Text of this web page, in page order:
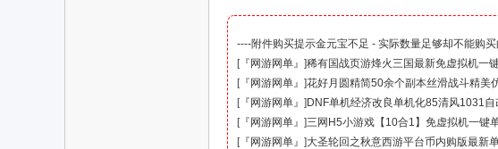
----附件购买提示金元宝不足 - 实际数量足够却不能购
稀有国战页游烽火三国最新免虚拟机一
[『网游网单』 ]
花好月圆精简50余个副本丝滑战斗精美
[『网游网单』 ]
DNF单机经济改良单机化85清风1031
[『网游网单』 ]
三网H5小游戏【10合1】免虚拟机一键
[『网游网单』 ]
大圣轮回之秋意西游平台币内购版最新
[『网游网单』 ]